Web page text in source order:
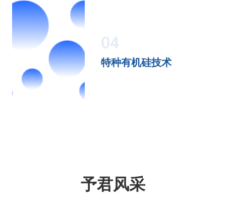
04
特种有机硅技术
予君风采